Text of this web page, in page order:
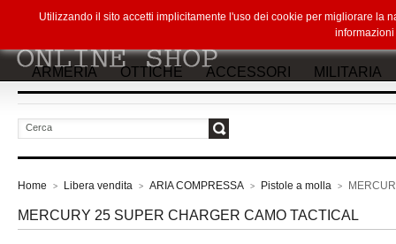
ARMERIA OTTICHE ACCESSORI MILITARIA
Home > Libera vendita > ARIA COMPRESSA > Pistole a molla >
MERCURY 25 SUPER CHARGER CAMO TACTICAL
Utilizzando il sito accetti implicitamente l'uso dei cookie per migliorare la
informazioni